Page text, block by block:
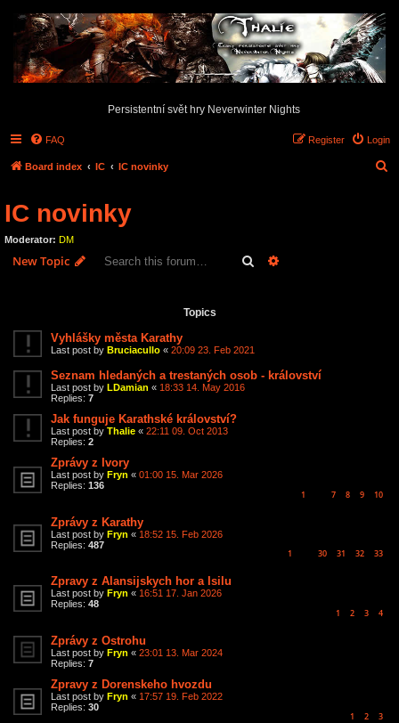
Persistentní svět hry Neverwinter Nights
FAQ Login
Register
Board index IC IC novinky
IC novinky
Moderator: DM
New Topic Search
Topics
Vyhlášky města Karathy
Last post by Bruciacullo « 20:09 23. Feb 2021
Seznam hledaných a trestaných osob - království
Last post by LDamian « 18:33 14. May 2016
Replies: 7
Jak funguje Karathské království?
Last post by Thalie « 22:11 09. Oct 2013
Replies: 2
Zprávy z Ivory
Last post by Fryn « 01:00 15. Mar 2026
Replies: 136
1 7 8 9 10
Zprávy z Karathy
Last post by Fryn « 18:52 15. Feb 2026
Replies: 487
1 30 31 32 33
Zpravy z Alansijskych hor a Isilu
Last post by Fryn « 16:51 17. Jan 2026
Replies: 48
1 2 3 4
Zprávy z Ostrohu
Last post by Fryn « 23:01 13. Mar 2024
Replies: 7
Zpravy z Dorenskeho hvozdu
Last post by Fryn « 17:57 19. Feb 2022
Replies: 30
1 2 3